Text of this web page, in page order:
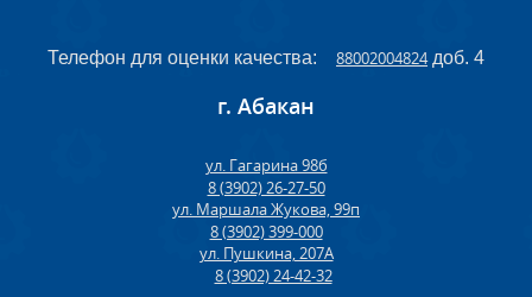
Телефон для оценки качества: 88002004824доб. 4
г. Абакан
ул. Гагарина 98б
8 (3902) 26-27-50
ул. Маршала Жукова, 99п
8 (3902) 399-000
ул. Пушкина, 207А
8 (3902) 24-42-32